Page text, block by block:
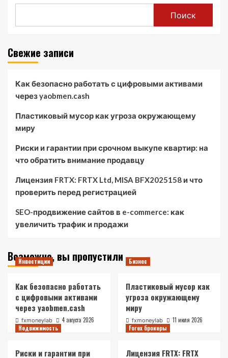
Поиск
Свежие записи
Как безопасно работать с цифровыми активами
через yaobmen.cash
Пластиковый мусор как угроза окружающему
миру
Риски и гарантии при срочном выкупе квартир: на
что обратить внимание продавцу
Лицензия FRTX: FRTX Ltd, MISA BFX2025158 и что
проверить перед регистрацией
SEO-продвижение сайтов в e-commerce: как
увеличить трафик и продажи
Возможно, вы пропустили
Инвестиции
Как безопасно работать
с цифровыми активами
через yaobmen.cash
fxmoneylab 4 августа 2026
Бизнес
Пластиковый мусор как
угроза окружающему
миру
fxmoneylab
11 июля 2026
Недвижимость
Риски и гарантии при
Forex брокеры
Лицензия FRTX: FRTX